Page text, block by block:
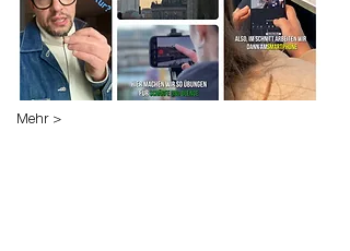
Mehr >